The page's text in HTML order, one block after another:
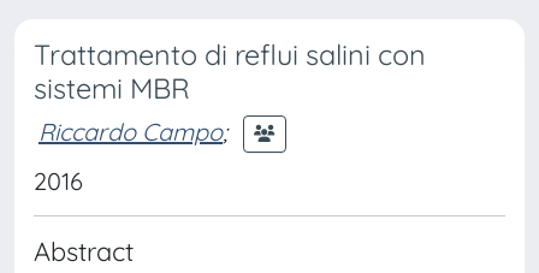
Trattamento di reflui salini con
sistemi MBR
Riccardo Campo;
2016
Abstract